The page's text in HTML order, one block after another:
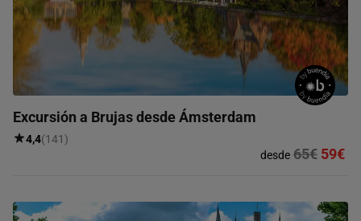
Excursión a Brujas desde Ámsterdam
4,4(141)
desde 65€ 59€